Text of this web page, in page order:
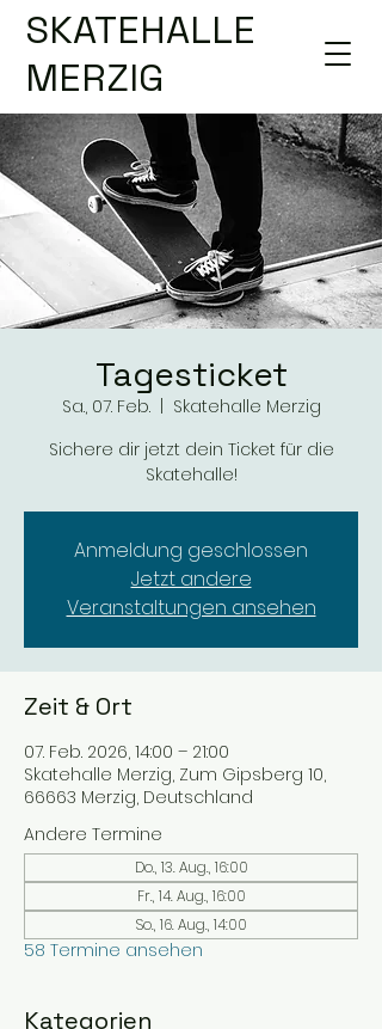
SKATEHALLE
MERZIG
Tagesticket
Sa., 07. Feb.
  |
Skatehalle Merzig
Sichere dir jetzt dein Ticket für die
Skatehalle!
Anmeldung geschlossen
Jetzt andere
Veranstaltungen ansehen
Zeit & Ort
07. Feb. 2026, 14:00 – 21:00
Skatehalle Merzig, Zum Gipsberg 10,
66663 Merzig, Deutschland
Andere Termine
Do., 13. Aug., 16:00
Fr., 14. Aug., 16:00
So., 16. Aug., 14:00
58 Termine ansehen
Kategorien